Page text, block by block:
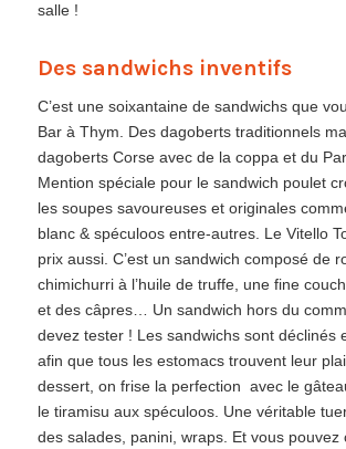
salle !
Des sandwichs inventifs
C’est une soixantaine de sandwichs que
Bar à Thym. Des dagoberts traditionnels
dagoberts Corse avec de la coppa et du
Mention spéciale pour le sandwich poulet
les soupes savoureuses et originales
blanc & spéculoos entre-autres. Le Vitello
prix aussi. C’est un sandwich composé de
chimichurri à l’huile de truffe, une fine
et des câpres… Un sandwich hors du
devez tester ! Les sandwichs sont déclinés
afin que tous les estomacs trouvent leur
dessert, on frise la perfection avec le
le tiramisu aux spéculoos. Une véritable
des salades, panini, wraps. Et vous pouvez